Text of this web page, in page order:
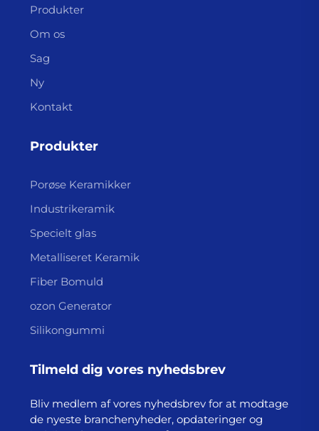
Produkter
Om os
Sag
Ny
Kontakt
Produkter
Porøse Keramikker
Industrikeramik
Specielt glas
Metalliseret Keramik
Fiber Bomuld
ozon Generator
Silikongummi
Tilmeld dig vores nyhedsbrev
Bliv medlem af vores nyhedsbrev for at modtage
de nyeste branchenyheder, opdateringer og